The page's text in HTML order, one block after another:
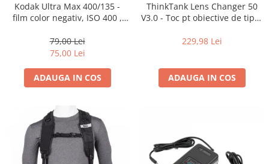
Huse si genti pentru studio
Suruburi si piulite, adaptoare de
Calibrare expunere
Cartuse si cerneluri
Imprimante
Scannere Documente
Kodak Ultra Max 400/135 -
film color negativ, ISO 400 ,
79,00 Lei
75,00 Lei
ADAUGA IN COS
ThinkTank Lens Changer 50
V3.0 - Toc pt obiective de tipul
229,98 Lei
ADAUGA IN COS